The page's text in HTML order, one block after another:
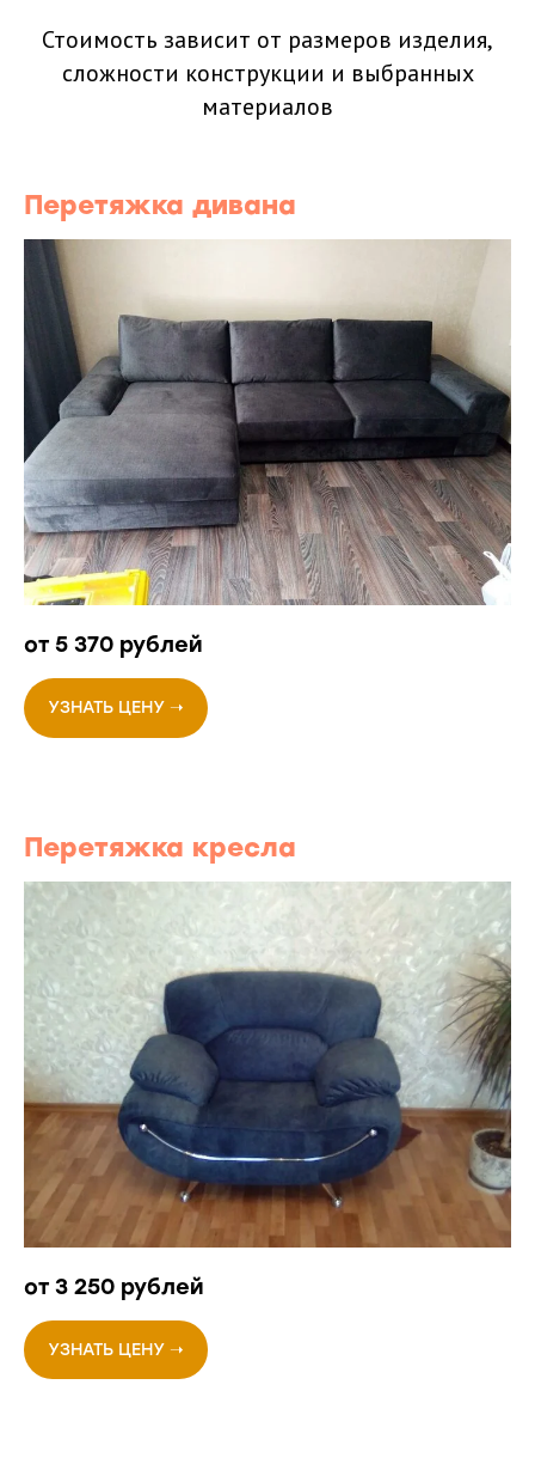
Стоимость зависит от размеров изделия,
сложности конструкции и выбранных
материалов
Перетяжка дивана
от 5 370 рублей
УЗНАТЬ ЦЕНУ ➝
Перетяжка кресла
от 3 250 рублей
УЗНАТЬ ЦЕНУ ➝